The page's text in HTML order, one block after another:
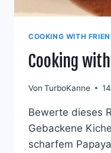
COOKING WITH
Cooking
Von TurboKanne
Bewerte dieses
Gebackene
scharfem